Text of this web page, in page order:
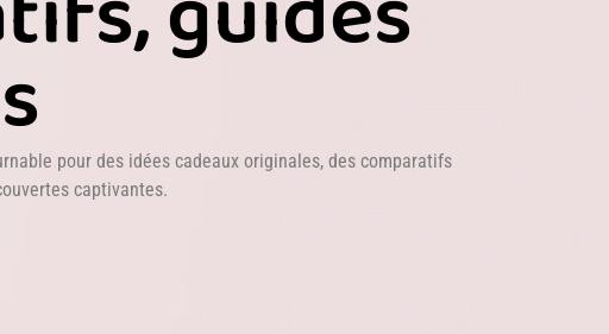
pour des idées cadeaux originales, des comparatifs
captivantes.